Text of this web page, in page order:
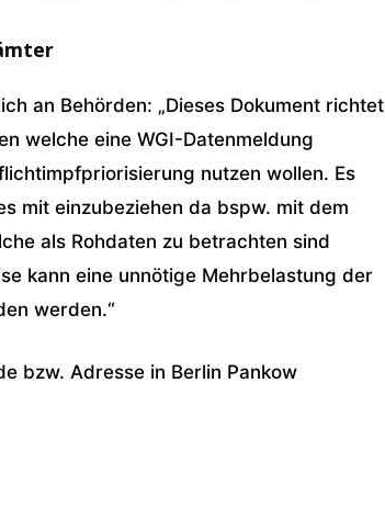
an Behörden: „Dieses Dokument richtet
welche eine WGI-Datenmeldung
nutzen wollen. Es
mit einzubeziehen da bspw. mit dem
als Rohdaten zu betrachten sind
kann eine unnötige Mehrbelastung der
werden.“
bzw. Adresse in Berlin Pankow